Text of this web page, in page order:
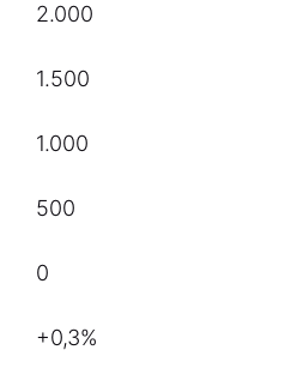
2.000
1.500
1.000
500
0
+0,3%